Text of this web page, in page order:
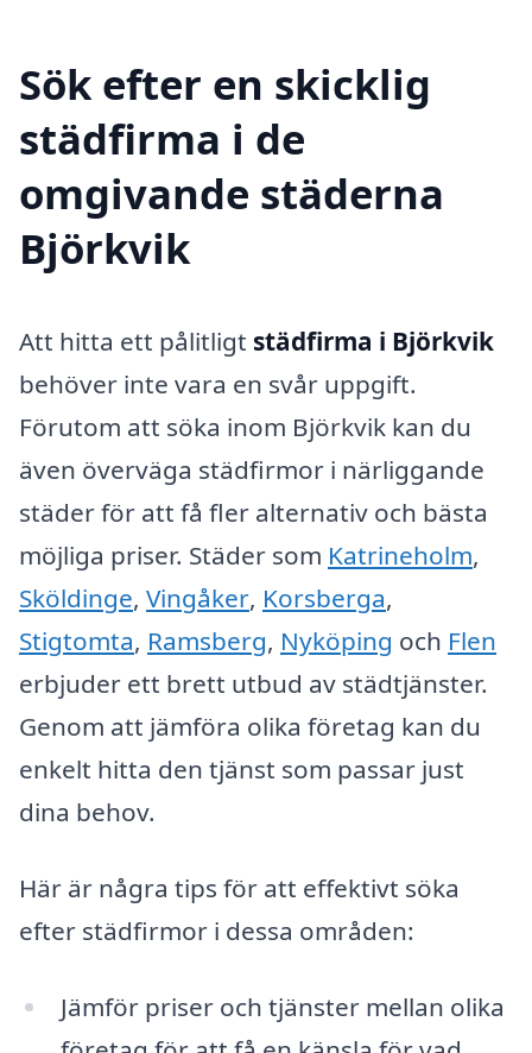
Sök efter en skicklig
städfirma i de
omgivande städerna
Björkvik
Att hitta ett pålitligt städfirma i Björkvik
behöver inte vara en svår uppgift.
Förutom att söka inom Björkvik kan du
även överväga städfirmor i närliggande
städer för att få fler alternativ och bästa
möjliga priser. Städer som Katrineholm,
Sköldinge, Vingåker, Korsberga,
Stigtomta, Ramsberg, Nyköping och Flen
erbjuder ett brett utbud av städtjänster.
Genom att jämföra olika företag kan du
enkelt hitta den tjänst som passar just
dina behov.
Här är några tips för att effektivt söka
efter städfirmor i dessa områden:
Jämför priser och tjänster mellan olika